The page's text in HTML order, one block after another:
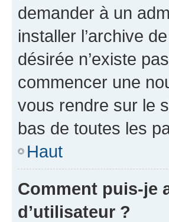
demander à un
installer l’archive
désirée n’existe
commencer une
vous rendre sur le
bas de toutes les
Haut
Comment puis-je
d’utilisateur ?